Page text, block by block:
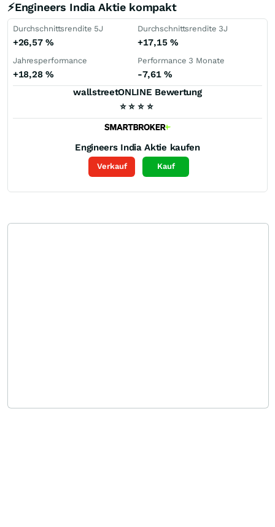
⚡Engineers India Aktie kompakt
Durchschnittsrendite 5J
+26,57 %
Durchschnittsrendite 3J
+17,15 %
Jahresperformance
+18,28 %
Performance 3 Monate
-7,61%
wallstreetONLINE Bewertung
⭐ ⭐ ⭐ ⭐
Engineers India Aktie kaufen
Verkauf Kauf